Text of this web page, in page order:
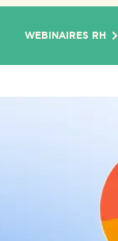
WEBINAIRES RH